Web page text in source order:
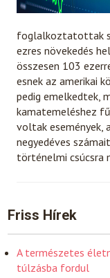
foglalkoztatottak
ezres növekedés
összesen 103
esnek az amerikai
pedig emelkedtek,
kamatemeléshez
voltak események,
negyedéves
történelmi csúcsra
Friss Hírek
A természetes
túlzásba fordul